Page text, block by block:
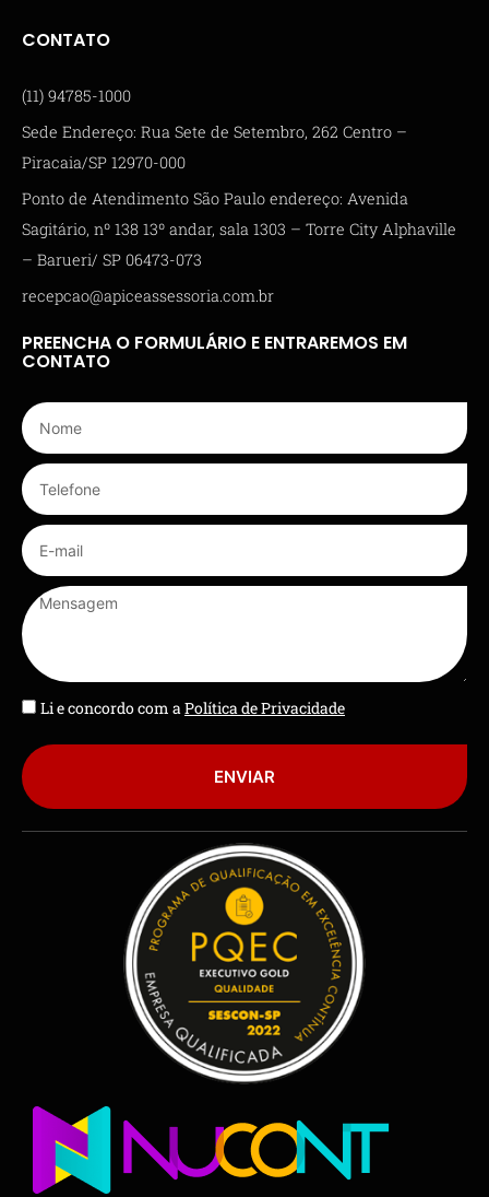
CONTATO
(11) 94785-1000
Sede Endereço: Rua Sete de Setembro, 262 Centro –
Piracaia/SP 12970-000
Ponto de Atendimento São Paulo endereço: Avenida
Sagitário, nº 138 13º andar, sala 1303 – Torre City Alphaville
– Barueri/ SP 06473-073
recepcao@apiceassessoria.com.br
PREENCHA O FORMULÁRIO E ENTRAREMOS EM
CONTATO
Li e concordo com aPolítica de Privacidade
ENVIAR